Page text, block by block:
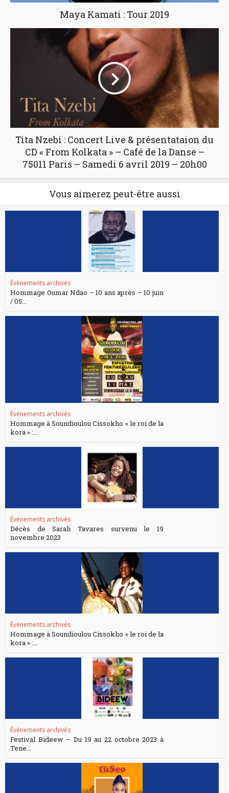
Maya Kamati : Tour 2019
Tita Nzebi : Concert Live & présentataion du
CD « From Kolkata » – Café de la Danse –
75011 Paris – Samedi 6 avril 2019 – 20h00
Vous aimerez peut-être aussi
Événements archivés
Hommage Oumar Ndao – 10 ans après – 10 juin
/ 05...
Événements archivés
Hommage à Soundioulou Cissokho « le roi de la
kora » :...
Événements archivés
Décès de Sarah Tavares survenu le 19
novembre 2023
Événements archivés
Hommage à Soundioulou Cissokho « le roi de la
kora » :...
Événements archivés
Festival Bideew – Du 19 au 22 octobre 2023 à
Tene...